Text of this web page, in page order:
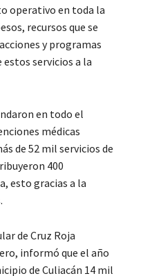
operativo en toda la
recursos que se
y programas
servicios a la
en todo el
médicas
de 52 mil servicios de
400
esto gracias a la
de Cruz Roja
informó que el año
de Culiacán 14 mil